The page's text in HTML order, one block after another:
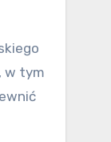
w tym